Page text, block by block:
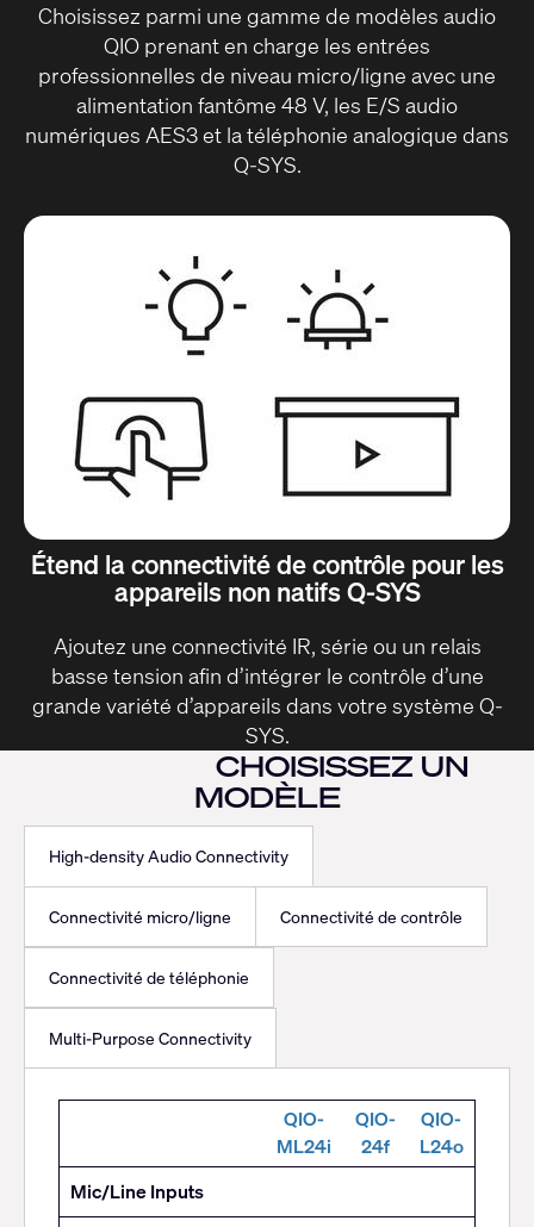
Choisissez parmi une gamme de modèles audio
QIO prenant en charge les entrées
professionnelles de niveau micro/ligne avec une
alimentation fantôme 48 V, les E/S audio
numériques AES3 et la téléphonie analogique dans
Q-SYS.
Étend la connectivité de contrôle pour les
appareils non natifs Q-SYS
Ajoutez une connectivité IR, série ou un relais
basse tension afin d’intégrer le contrôle d’une
grande variété d’appareils dans votre système Q-
SYS.
CHOISISSEZ UN
MODÈLE
High-density Audio Connectivity
Connectivité micro/ligne Connectivité de contrôle
Connectivité de téléphonie
Multi-Purpose Connectivity
Audio
Connectivity
QIO-
ML24i
QIO-
24f
QIO-
L24o
Mic/Line Inputs